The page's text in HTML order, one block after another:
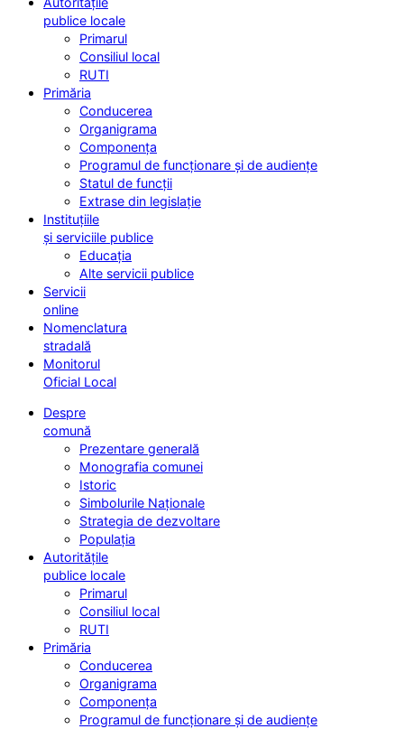
publice locale
Primarul
Consiliul local
RUTI
Primăria
Conducerea
Organigrama
Componența
Programul de funcționare și de audiențe
Statul de funcții
Extrase din legislație
Instituțiile
și serviciile publice
Educația
Alte servicii publice
Servicii
online
Nomenclatura
stradală
Monitorul
Oficial Local
Despre
comună
Prezentare generală
Monografia comunei
Istoric
Simbolurile Naționale
Strategia de dezvoltare
Populația
Autoritățile
publice locale
Primarul
Consiliul local
RUTI
Primăria
Conducerea
Organigrama
Componența
Programul de funcționare și de audiențe